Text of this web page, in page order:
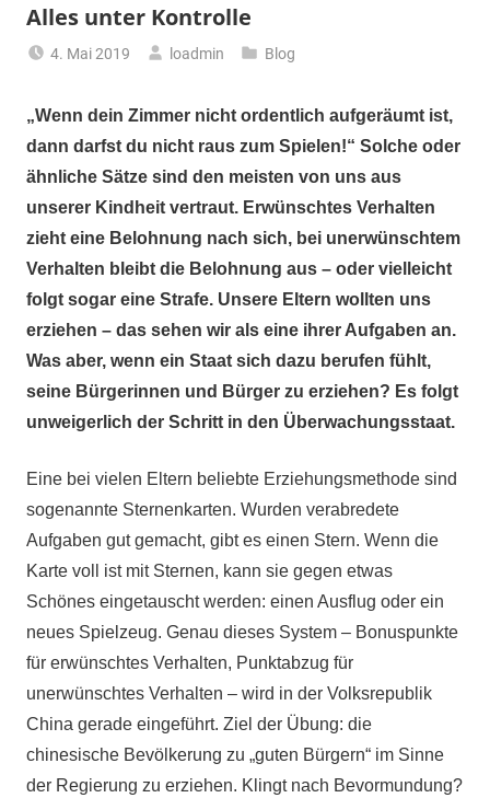
Alles unter Kontrolle
4. Mai 2019 loadmin Blog
„Wenn dein Zimmer nicht ordentlich aufgeräumt ist,
dann darfst du nicht raus zum Spielen!“ Solche oder
ähnliche Sätze sind den meisten von uns aus
unserer Kindheit vertraut. Erwünschtes Verhalten
zieht eine Belohnung nach sich, bei unerwünschtem
Verhalten bleibt die Belohnung aus – oder vielleicht
folgt sogar eine Strafe. Unsere Eltern wollten uns
erziehen – das sehen wir als eine ihrer Aufgaben an.
Was aber, wenn ein Staat sich dazu berufen fühlt,
seine Bürgerinnen und Bürger zu erziehen? Es folgt
unweigerlich der Schritt in den Überwachungsstaat.
Eine bei vielen Eltern beliebte Erziehungsmethode sind
sogenannte Sternenkarten. Wurden verabredete
Aufgaben gut gemacht, gibt es einen Stern. Wenn die
Karte voll ist mit Sternen, kann sie gegen etwas
Schönes eingetauscht werden: einen Ausflug oder ein
neues Spielzeug. Genau dieses System – Bonuspunkte
für erwünschtes Verhalten, Punktabzug für
unerwünschtes Verhalten – wird in der Volksrepublik
China gerade eingeführt. Ziel der Übung: die
chinesische Bevölkerung zu „guten Bürgern“ im Sinne
der Regierung zu erziehen. Klingt nach Bevormundung?